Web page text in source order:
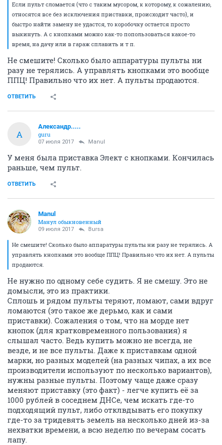
Если пульт сломается (что с таким мусором, к которому, к сожалению,
относятся все без исключения приставки, происходит часто), и
быстро найти замену не удастся, то коробочку остается просто
выкинуть. А с кнопками можно как-то попользоваться какое-то
время, на дачу или в гараж сплавить и т п.
Не смешите! Сколько было аппаратуры пульты ни
разу не терялись. А управлять кнопками это вообще
ППЦ! Правильно что их нет. А пульты продаются.
ОТВЕТИТЬ
А
Александр.....
guru
07 июля 2017 Manul
У меня была приставка Элект с кнопками. Кончилась
раньше, чем пульт.
ОТВЕТИТЬ
Manul
Манул обыкновенный
09 июля 2017 Bursa
Не смешите! Сколько было аппаратуры пульты ни разу не терялись. А
управлять кнопками это вообще ППЦ! Правильно что их нет. А пульты
продаются.
Не нужно по одному себе судить. Я не смешу. Это не
домысли, это из практики.
Сплошь и рядом пульты теряют, ломают, сами вдруг
ломаются (это такое же дерьмо, как и сами
приставки). Сожаления о том, что на морде нет
кнопок (для кратковременного пользования) я
слышал часто. Ведь купить можно не всегда, не
везде, и не все пульты. Даже к приставкам одной
марки, но разных моделей (на разных чипах, а их все
производители используют по несколько вариантов),
нужны разные пульты. Поэтому чаще даже сразу
меняют приставку (это факт) - легче купить её за
1000 рублей в соседнем ДНСе, чем искать где-то
подходящий пульт, либо отклвдывать его покупку
где-то за тридевять земель на несколько дней из-за
нехватки времени, а всю неделю по вечерам сосать
лапу.